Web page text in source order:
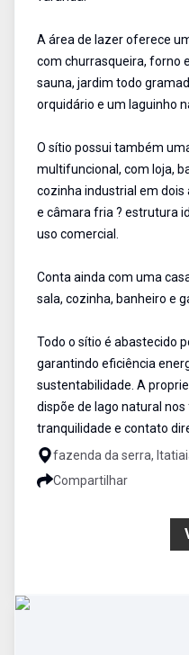
A área de lazer oferece
com churrasqueira, forno
sauna, jardim todo
orquidário e um laguinho
O sítio possui também
multifuncional, com loja,
cozinha industrial em dois
e câmara fria ? estrutura
uso comercial.
Conta ainda com uma
sala, cozinha, banheiro e
Todo o sítio é abastecido
garantindo eficiência
sustentabilidade. A
dispõe de lago natural
tranquilidade e contato
fazenda da serra,
Compartilhar